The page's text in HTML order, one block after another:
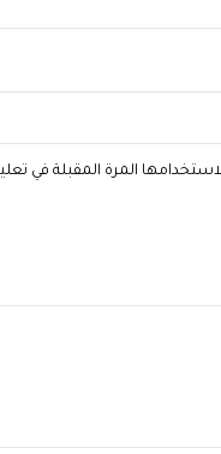
المرة المقبلة في